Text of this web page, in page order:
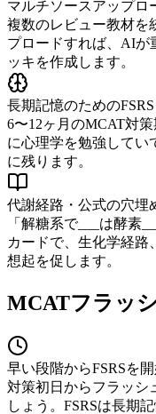
マルチソースアップロ
複数のレビュー教材を
プロードすれば、AIが
ッキを作成します。
長期記憶のためのFSRS
6〜12ヶ月のMCAT対
に心理学を勉強してい
に残ります。
代謝経路・公式の穴埋
「解糖系で___は酵素
カードで、生化学経路
想起を促します。
MCATフラッ
早い段階からFSRSを
対策初日からフラッシ
しょう。FSRSは長期